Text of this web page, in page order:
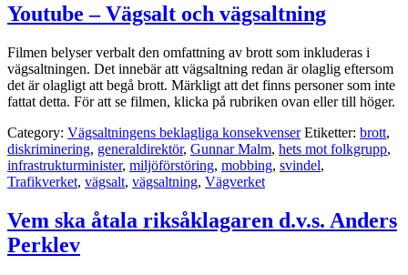
Youtube – Vägsalt och vägsaltning
Filmen belyser verbalt den omfattning av brott som inkluderas i
vägsaltningen. Det innebär att vägsaltning redan är olaglig eftersom
det är olagligt att begå brott. Märkligt att det finns personer som inte
fattat detta. För att se filmen, klicka på rubriken ovan eller till höger.
Category: Vägsaltningens beklagliga konsekvenser Etiketter: brott,
diskriminering, generaldirektör, Gunnar Malm, hets mot folkgrupp,
infrastrukturminister, miljöförstöring, mobbing, svindel,
Trafikverket, vägsalt, vägsaltning, Vägverket
Vem ska åtala riksåklagaren d.v.s. Anders
Perklev